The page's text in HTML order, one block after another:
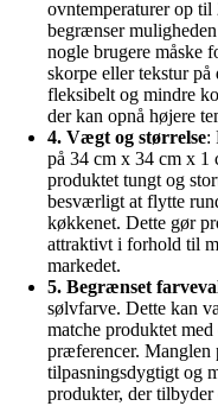
ovntemperaturer op
begrænser
nogle brugere måske
skorpe eller tekstur
fleksibelt og mindre
der kan opnå højere
4. Vægt og størrelse:
på 34 cm x 34 cm x 1
produktet tungt og
besværligt at flytte
køkkenet. Dette gør
attraktivt i forhold til
markedet.
5. Begrænset
sølvfarve. Dette kan
matche produktet
præferencer. Manglen
tilpasningsdygtigt og
produkter, der tilbyder